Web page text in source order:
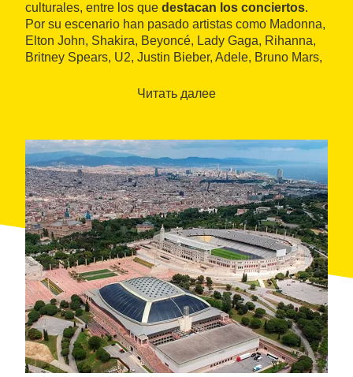
culturales, entre los que destacan los conciertos.
Por su escenario han pasado artistas como Madonna,
Elton John, Shakira, Beyoncé, Lady Gaga, Rihanna,
Britney Spears, U2, Justin Bieber, Adele, Bruno Mars,
adaptado para personas con movilidad reducida.
capacidad para 4.600 personas utilizada para la
celebración de actos corporativos y conciertos.
Читать далее